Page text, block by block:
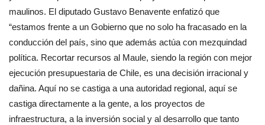
maulinos. El diputado Gustavo Benavente enfatizó que
“estamos frente a un Gobierno que no solo ha fracasado en la
conducción del país, sino que además actúa con mezquindad
política. Recortar recursos al Maule, siendo la región con mejor
ejecución presupuestaria de Chile, es una decisión irracional y
dañina. Aquí no se castiga a una autoridad regional, aquí se
castiga directamente a la gente, a los proyectos de
infraestructura, a la inversión social y al desarrollo que tanto